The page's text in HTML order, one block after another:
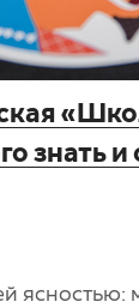
знать
ясностью: